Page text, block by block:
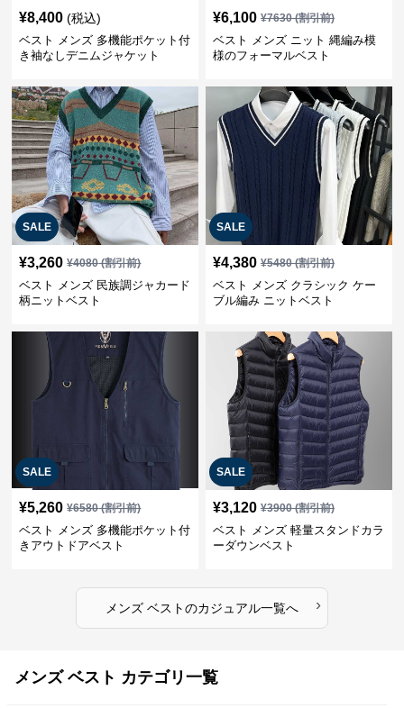
¥8,400 (税込)
ベスト メンズ 多機能ポケット付
き袖なしデニムジャケット
¥6,100 ¥7630(割引前)
ベスト メンズ ニット 縄編み模
様のフォーマルベスト
SALE
¥3,260 ¥4080(割引前)
ベスト メンズ 民族調ジャカード
柄ニットベスト
SALE
¥4,380 ¥5480(割引前)
ベスト メンズ クラシック ケー
ブル編み ニットベスト
SALE
¥5,260 ¥6580(割引前)
ベスト メンズ 多機能ポケット付
きアウトドアベスト
SALE
¥3,120 ¥3900(割引前)
ベスト メンズ 軽量スタンドカラ
ーダウンベスト
メンズ ベストのカジュアル一覧へ ›
メンズ ベスト カテゴリ一覧